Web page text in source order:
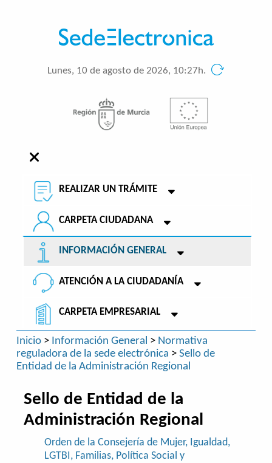
Lunes, 10 de agosto de 2026, 10:27h.
REALIZAR UN TRÁMITE
CARPETA CIUDADANA
INFORMACIÓN GENERAL
ATENCIÓN A LA CIUDADANÍA
CARPETA EMPRESARIAL
Inicio> Información General > Normativa
reguladora de la sede electrónica > Sello de
Entidad de la Administración Regional
Sello de Entidad de la
Administración Regional
Orden de la Consejería de Mujer, Igualdad,
LGTBI, Familias, Política Social y